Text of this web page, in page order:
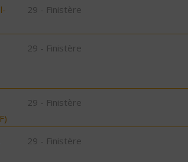
29 - Finistère
29 - Finistère
29 - Finistère
29 - Finistère